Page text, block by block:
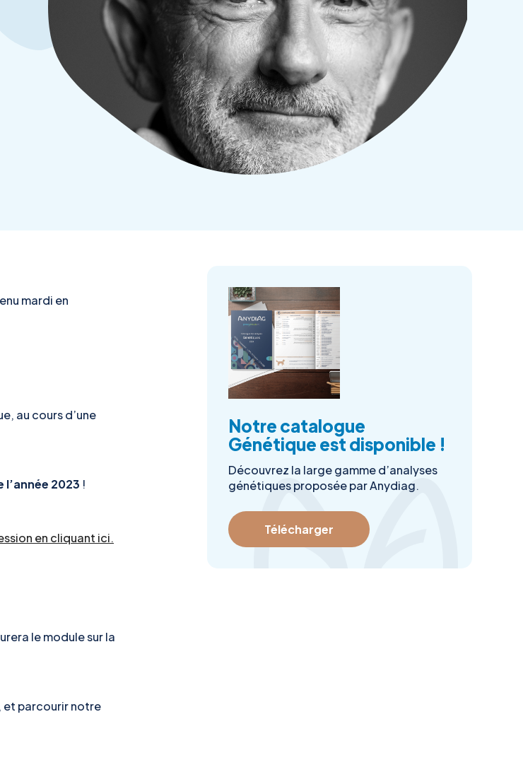
Notre catalogue
Génétique est disponible !
Découvrez la large gamme d’analyses
génétiques proposée par Anydiag.
Télécharger
mardi en
au cours d’une
2023 !
en cliquant ici.
le module sur la
et parcourir notre